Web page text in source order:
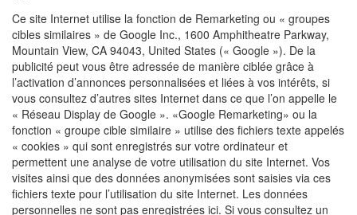
Ce site Internet utilise la fonction de Remarketing ou « groupes
cibles similaires » de Google Inc., 1600 Amphitheatre Parkway,
Mountain View, CA 94043, United States (« Google »). De la
publicité peut vous être adressée de manière ciblée grâce à
l’activation d’annonces personnalisées et liées à vos intérêts, si
vous consultez d’autres sites Internet dans ce que l’on appelle le
« Réseau Display de Google ». «Google Remarketing» ou la
fonction « groupe cible similaire » utilise des fichiers texte appelés
« cookies » qui sont enregistrés sur votre ordinateur et
permettent une analyse de votre utilisation du site Internet. Vos
visites ainsi que des données anonymisées sont saisies via ces
fichiers texte pour l’utilisation du site Internet. Les données
personnelles ne sont pas enregistrées ici. Si vous consultez un